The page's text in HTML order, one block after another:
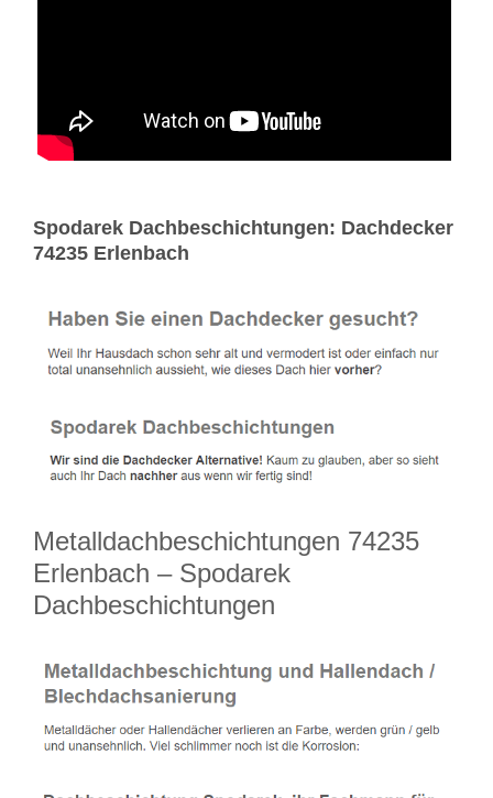
Spodarek Dachbeschichtungen: Dachdecker
74235 Erlenbach
Metalldachbeschichtungen 74235
Erlenbach – Spodarek
Dachbeschichtungen